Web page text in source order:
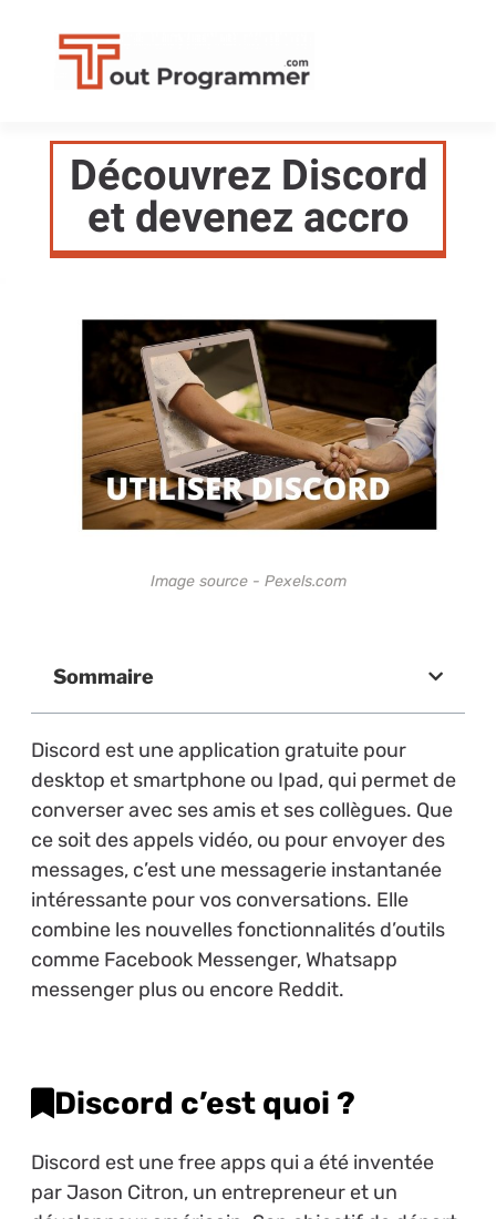
Découvrez Discord
et devenez accro
Image source - Pexels.com
Sommaire
Discord est une application gratuite pour
desktop et smartphone ou Ipad, qui permet de
converser avec ses amis et ses collègues. Que
ce soit des appels vidéo, ou pour envoyer des
messages, c’est une messagerie instantanée
intéressante pour vos conversations. Elle
combine les nouvelles fonctionnalités d’outils
comme Facebook Messenger, Whatsapp
messenger plus ou encore Reddit.
Discord c’est quoi ?
Discord est une free apps qui a été inventée
par Jason Citron, un entrepreneur et un